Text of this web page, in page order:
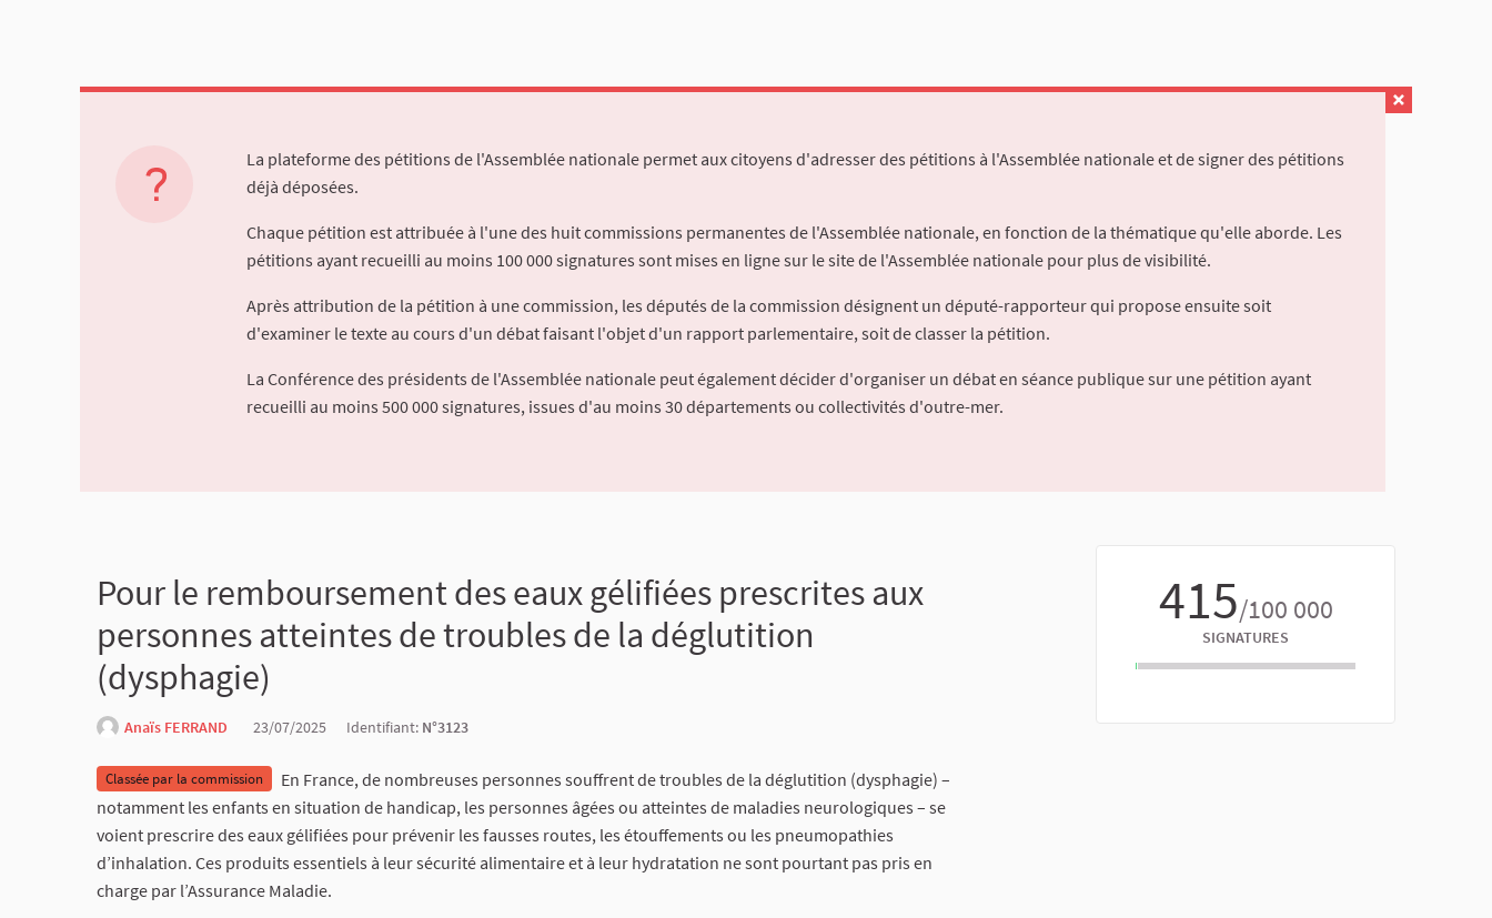
La plateforme des pétitions de l'Assemblée nationale permet aux citoyens d'adresser des pétitions à l'Assemblée nationale et de signer des pétitions
déjà déposées.
Chaque pétition est attribuée à l'une des huit commissions permanentes de l'Assemblée nationale, en fonction de la thématique qu'elle aborde. Les
pétitions ayant recueilli au moins 100 000 signatures sont mises en ligne sur le site de l'Assemblée nationale pour plus de visibilité.
Après attribution de la pétition à une commission, les députés de la commission désignent un député-rapporteur qui propose ensuite soit
d'examiner le texte au cours d'un débat faisant l'objet d'un rapport parlementaire, soit de classer la pétition.
La Conférence des présidents de l'Assemblée nationale peut également décider d'organiser un débat en séance publique sur une pétition ayant
recueilli au moins 500 000 signatures, issues d'au moins 30 départements ou collectivités d'outre-mer.
415/100 000
SIGNATURES
Pour le remboursement des eaux gélifiées prescrites aux
personnes atteintes de troubles de la déglutition
(dysphagie)
Anaïs FERRAND 23/07/2025 Identifiant: N°3123
Classée par la commission
En France, de nombreuses personnes souffrent de troubles de la déglutition (dysphagie) –
notamment les enfants en situation de handicap, les personnes âgées ou atteintes de maladies neurologiques – se
voient prescrire des eaux gélifiées pour prévenir les fausses routes, les étouffements ou les pneumopathies
d’inhalation. Ces produits essentiels à leur sécurité alimentaire et à leur hydratation ne sont pourtant pas pris en
charge par l’Assurance Maladie.